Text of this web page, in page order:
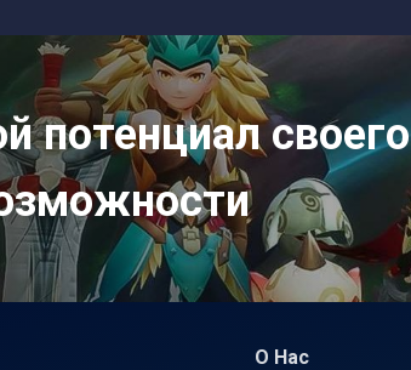
потенциал своего
О Нас